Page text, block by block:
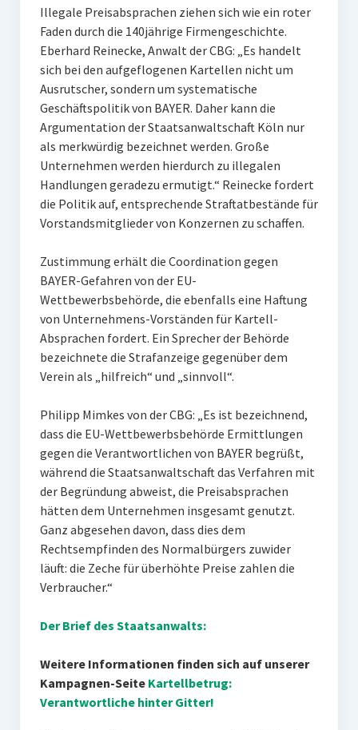
Illegale Preisabsprachen ziehen sich wie ein roter
Faden durch die 140jährige Firmengeschichte.
Eberhard Reinecke, Anwalt der CBG: „Es handelt
sich bei den aufgeflogenen Kartellen nicht um
Ausrutscher, sondern um systematische
Geschäftspolitik von BAYER. Daher kann die
Argumentation der Staatsanwaltschaft Köln nur
als merkwürdig bezeichnet werden. Große
Unternehmen werden hierdurch zu illegalen
Handlungen geradezu ermutigt.“ Reinecke fordert
die Politik auf, entsprechende Straftatbestände für
Vorstandsmitglieder von Konzernen zu schaffen.
Zustimmung erhält die Coordination gegen
BAYER-Gefahren von der EU-
Wettbewerbsbehörde, die ebenfalls eine Haftung
von Unternehmens-Vorständen für Kartell-
Absprachen fordert. Ein Sprecher der Behörde
bezeichnete die Strafanzeige gegenüber dem
Verein als „hilfreich“ und „sinnvoll“.
Philipp Mimkes von der CBG: „Es ist bezeichnend,
dass die EU-Wettbewerbsbehörde Ermittlungen
gegen die Verantwortlichen von BAYER begrüßt,
während die Staatsanwaltschaft das Verfahren mit
der Begründung abweist, die Preisabsprachen
hätten dem Unternehmen insgesamt genutzt.
Ganz abgesehen davon, dass dies dem
Rechtsempfinden des Normalbürgers zuwider
läuft: die Zeche für überhöhte Preise zahlen die
Verbraucher.“
Der Brief des Staatsanwalts:
Weitere Informationen finden sich auf unserer
Kampagnen-Seite Kartellbetrug:
Verantwortliche hinter Gitter!